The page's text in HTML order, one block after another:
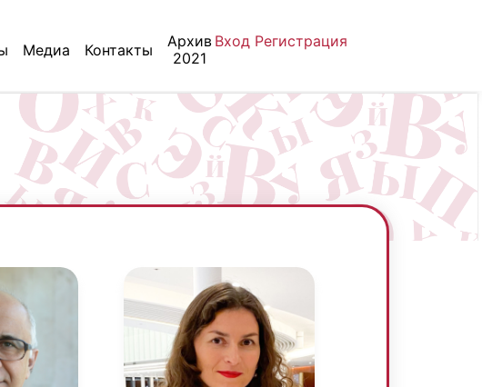
Медиа Контакты
Архив
2021
Вход Регистрация